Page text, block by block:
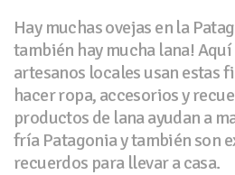
Hay muchas ovejas en la
también hay mucha lana!
artesanos locales usan estas
hacer ropa, accesorios y
productos de lana ayudan a
fría Patagonia y también son
recuerdos para llevar a casa.